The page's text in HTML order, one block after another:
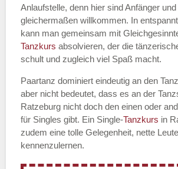
Anlaufstelle, denn hier sind Anfänger
gleichermaßen willkommen. In
kann man gemeinsam mit
Tanzkurs absolvieren, der die
schult und zugleich viel Spaß macht.
Paartanz dominiert eindeutig an den
aber nicht bedeutet, dass es an der
Ratzeburg nicht doch den einen oder
für Singles gibt. Ein Single-Tanzkurs in
zudem eine tolle Gelegenheit, nette Leute
kennenzulernen.